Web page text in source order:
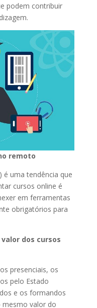
podem contribuir
remoto
uma tendência que
cursos online é
em ferramentas
obrigatórios para
dos cursos
presenciais, os
pelo Estado
e os formandos
valor do